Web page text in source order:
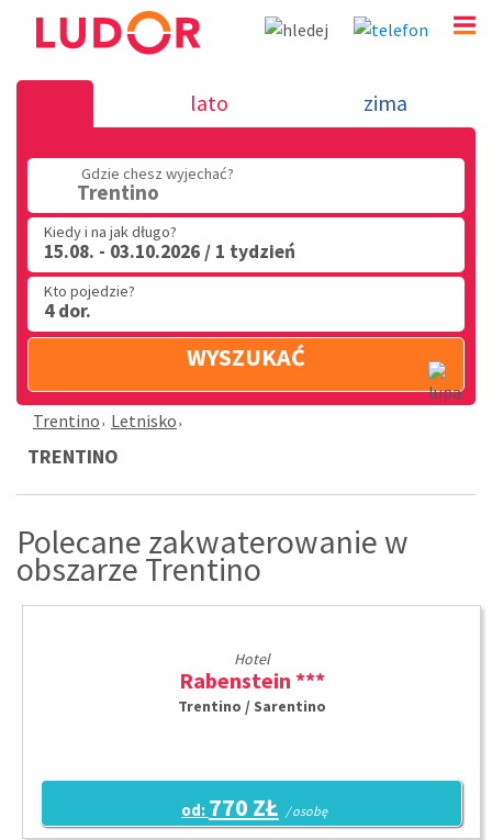
(32) 720 60 56
lato zima
Gdzie chesz wyjechać?
Trentino
Kiedy i na jak długo?
15.08. - 03.10.2026 / 1 tydzień
Kto pojedzie?
4 dor.
WYSZUKAĆ
Trentino Letnisko
TRENTINO
Polecane zakwaterowanie w
obszarze Trentino
Hotel
Rabenstein ***
Trentino / Sarentino
od: 770 ZŁ / osobę